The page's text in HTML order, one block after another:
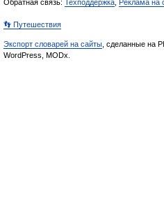
Обратная связь: Техподдержка Реклама на
👣 Путешествия
Экспорт словарей на сайты , сделанные на
WordPress, MODx.